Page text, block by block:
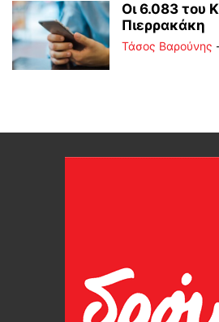
Οι 6.083 του
Πιερρακάκη
Τάσος Βαρούνης